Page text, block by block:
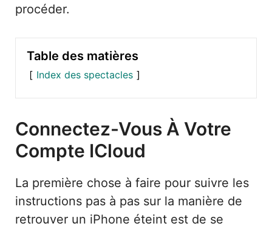
procéder.
Table des matières
Index des spectacles
Connectez-Vous À Votre
Compte ICloud
La première chose à faire pour suivre les
instructions pas à pas sur la manière de
retrouver un iPhone éteint est de se